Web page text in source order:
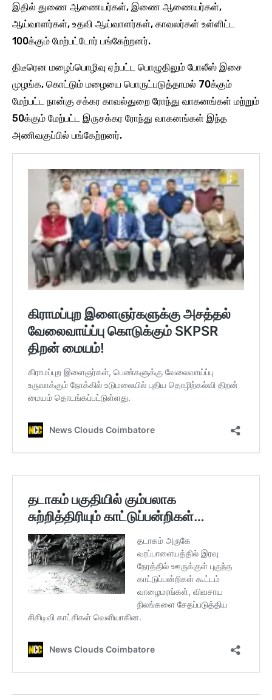
இதில் துணை ஆணையர்கள், இணை ஆணையர்கள்,
ஆய்வாளர்கள், உதவி ஆய்வாளர்கள், காவலர்கள் உள்ளிட்ட
100க்கும் மேற்பட்டோர் பங்கேற்றனர்.
திடீரென மழைப்பொழிவு ஏற்பட்ட பொழுதிலும் போலீஸ் இசை
முழங்க, கொட்டும் மழையை பொருட்படுத்தாமல் 70க்கும்
மேற்பட்ட நான்கு சக்கர காவல்துறை ரோந்து வாகனங்கள் மற்றும்
50க்கும் மேற்பட்ட இருசக்கர ரோந்து வாகனங்கள் இந்த
அணிவகுப்பில் பங்கேற்றனர்.